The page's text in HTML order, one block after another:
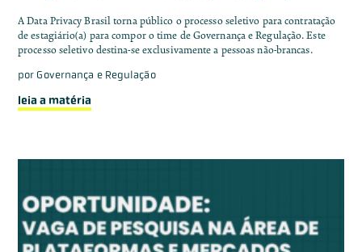
A Data Privacy Brasil torna público o processo seletivo para contratação
de estagiário(a) para compor o time de Governança e Regulação. Este
processo seletivo destina-se exclusivamente a pessoas não-brancas.
por Governança e Regulação
leia a matéria